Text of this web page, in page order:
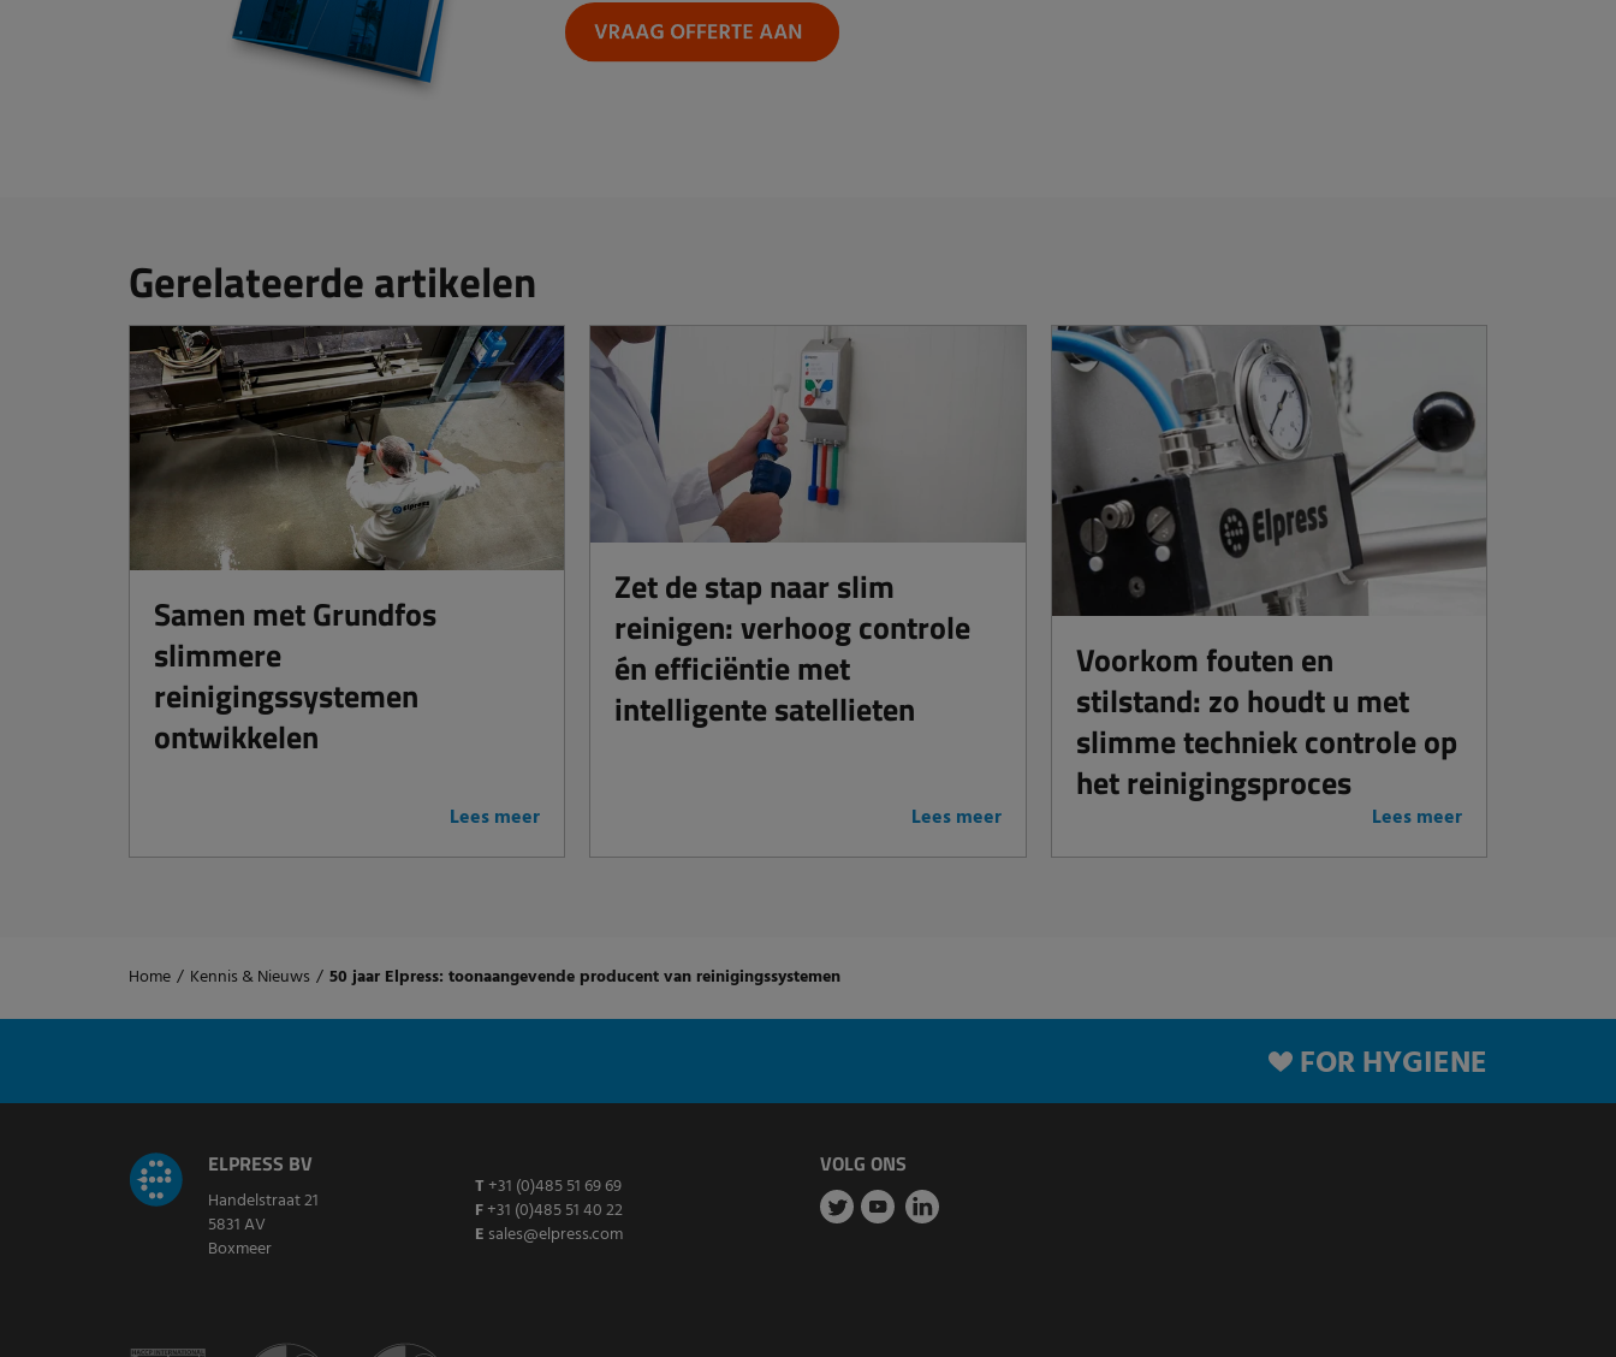
Gerelateerde artikelen
Samen met Grundfos
slimmere
reinigingssystemen
ontwikkelen
Lees meer
Zet de stap naar slim
reinigen: verhoog controle
én efficiëntie met
intelligente satellieten
Lees meer
Voorkom fouten en
stilstand: zo houdt u met
slimme techniek controle op
het reinigingsproces
Lees meer
Home / Kennis & Nieuws / 50 jaar Elpress: toonaangevende producent van reinigingssystemen
FOR HYGIENE
ELPRESS BV
Handelstraat 21
5831 AV
Boxmeer
T +31 (0)485 51 69 69
F+31 (0)485 51 40 22
E sales@elpress.com
VOLG ONS